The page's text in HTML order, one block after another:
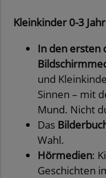
Kleinkinder 0-3
In den ersten
und
Sinnen – mit
Mund. Nicht
Das
Wahl.
Hörmedien:
Geschichten